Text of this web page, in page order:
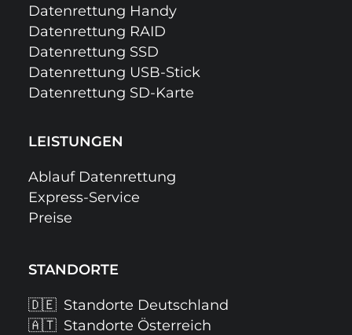
Datenrettung Handy
Datenrettung RAID
Datenrettung SSD
Datenrettung USB-Stick
Datenrettung SD-Karte
LEISTUNGEN
Ablauf Datenrettung
Express-Service
Preise
STANDORTE
🇩🇪 Standorte Deutschland
🇦🇹 Standorte Österreich